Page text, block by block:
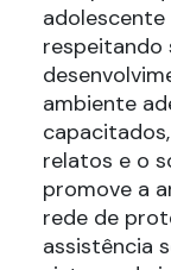
respeitando
ambiente
relatos e o
promove a
rede de
assistência